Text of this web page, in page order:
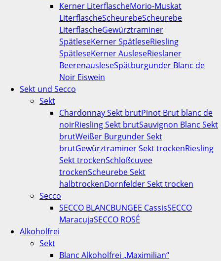
Kerner LiterflascheMorio-Muskat
LiterflascheScheurebeScheurebe
LiterflascheGewürztraminer
SpätleseKerner SpätleseRiesling
SpätleseKerner AusleseRieslaner
BeerenausleseSpätburgunder Blanc de
Noir Eiswein
Sekt und Secco
Sekt
Chardonnay Sekt brutPinot Brut blanc de
noirRiesling Sekt brutSauvignon Blanc Sekt
brutWeißer Burgunder Sekt
brutGewürztraminer Sekt trockenRiesling
Sekt trockenSchloßcuvee
trockenScheurebe Sekt
halbtrockenDornfelder Sekt trocken
Secco
SECCO BLANCBUNGEE CassisSECCO
MaracujaSECCO ROSÉ
Alkoholfrei
Sekt
Blanc Alkoholfrei „Maximilian“